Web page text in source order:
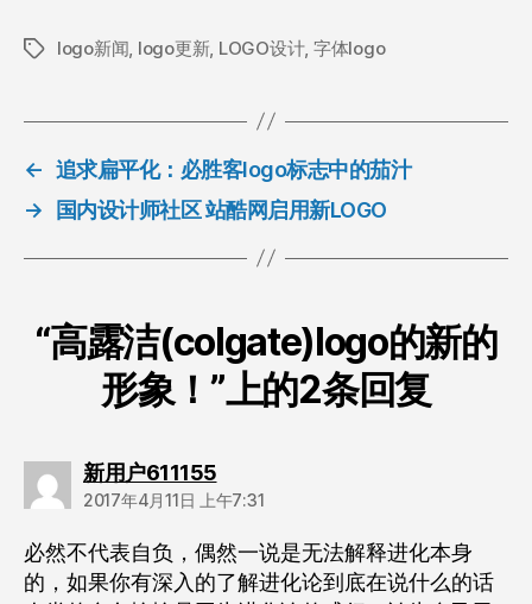
标
logo新闻 logo更新 LOGO设计, 字体logo
← 追求扁平化：必胜客logo标志中的茄汁
→
国内设计师社区 站酷网启用新LOGO
“高露洁(colgate)logo的新的
形象！”上的2条回复
新用户611155说：
2017年4月11日 上午7:31
必然不代表自负，偶然一说是无法解释进化本身
的，如果你有深入的了解进化论到底在说什么的话